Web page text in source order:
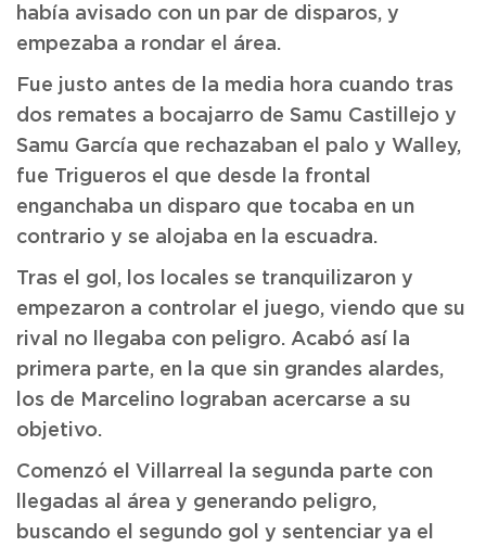
había avisado con un par de disparos, y
empezaba a rondar el área.
Fue justo antes de la media hora cuando tras
dos remates a bocajarro de Samu Castillejo y
Samu García que rechazaban el palo y Walley,
fue Trigueros el que desde la frontal
enganchaba un disparo que tocaba en un
contrario y se alojaba en la escuadra.
Tras el gol, los locales se tranquilizaron y
empezaron a controlar el juego, viendo que su
rival no llegaba con peligro. Acabó así la
primera parte, en la que sin grandes alardes,
los de Marcelino lograban acercarse a su
objetivo.
Comenzó el Villarreal la segunda parte con
llegadas al área y generando peligro,
buscando el segundo gol y sentenciar ya el